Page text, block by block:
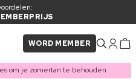
WORD MEMBER
om je zomertan te behouden